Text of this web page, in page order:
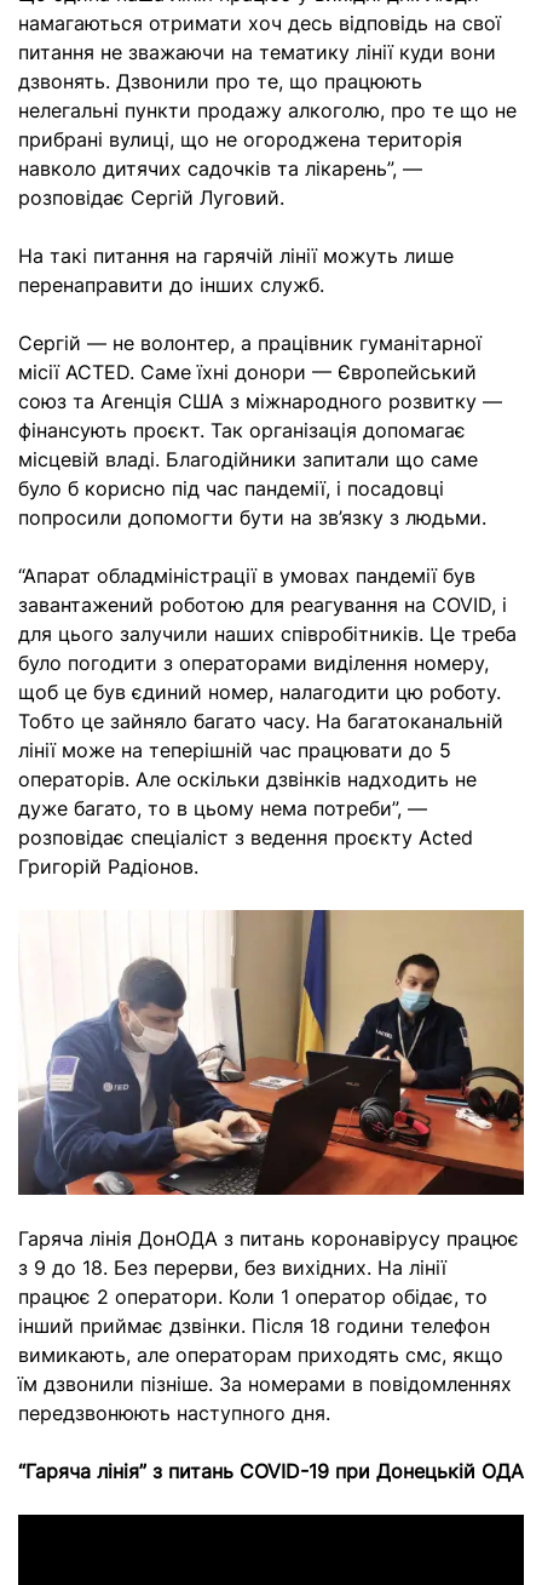
намагаються отримати хоч десь відповідь на свої
питання не зважаючи на тематику лінії куди вони
дзвонять. Дзвонили про те, що працюють
нелегальні пункти продажу алкоголю, про те що не
прибрані вулиці, що не огороджена територія
навколо дитячих садочків та лікарень”, —
розповідає Сергій Луговий.
На такі питання на гарячій лінії можуть лише
перенаправити до інших служб.
Сергій — не волонтер, а працівник гуманітарної
місії ACTED. Саме їхні донори — Європейський
союз та Агенція США з міжнародного розвитку —
фінансують проєкт. Так організація допомагає
місцевій владі. Благодійники запитали що саме
було б корисно під час пандемії, і посадовці
попросили допомогти бути на зв’язку з людьми.
“Апарат обладміністрації в умовах пандемії був
завантажений роботою для реагування на COVID, і
для цього залучили наших співробітників. Це треба
було погодити з операторами виділення номеру,
щоб це був єдиний номер, налагодити цю роботу.
Тобто це зайняло багато часу. На багатоканальній
лінії може на теперішній час працювати до 5
операторів. Але оскільки дзвінків надходить не
дуже багато, то в цьому нема потреби”, —
розповідає спеціаліст з ведення проєкту Acted
Григорій Радіонов.
Гаряча лінія ДонОДА з питань коронавірусу працює
з 9 до 18. Без перерви, без вихідних. На лінії
працює 2 оператори. Коли 1 оператор обідає, то
інший приймає дзвінки. Після 18 години телефон
вимикають, але операторам приходять смс, якщо
їм дзвонили пізніше. За номерами в повідомленнях
передзвонюють наступного дня.
“Гаряча лінія” з питань COVID-19 при Донецькій ОДА